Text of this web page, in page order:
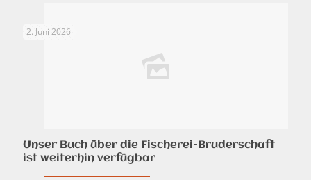
2. Juni 2026
Unser Buch über die Fischerei-Bruderschaft
ist weiterhin verfügbar